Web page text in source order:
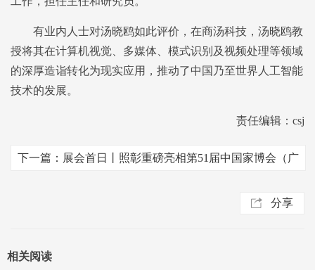
有业内人士对汤晓鸥如此评价，在商汤科技，汤晓鸥教
授将其在计算机视觉、多媒体、模式识别及视频处理等领域
的深厚造诣转化为现实应用，推动了中国乃至世界人工智能
技术的发展。
责任编辑：csj
下一篇：展会首日丨照彰重磅亮相第51届中国家博会（广
分享
相关阅读